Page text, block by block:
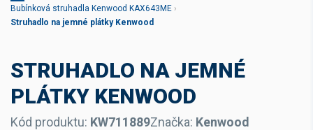
Bubínková struhadla Kenwood KAX643ME ›
Struhadlo na jemné plátky Kenwood
STRUHADLO NA JEMNÉ
PLÁTKY KENWOOD
Kód produktu: KW711889Značka: Kenwood